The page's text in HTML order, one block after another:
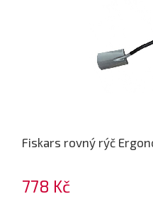
Fiskars rovný rýč
778 Kč